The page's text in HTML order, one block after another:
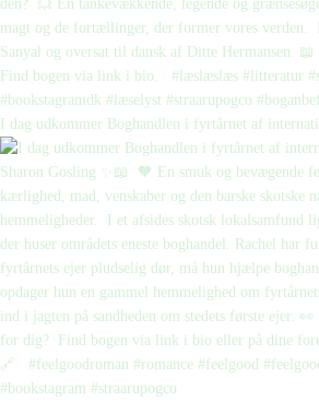
I dag udkommer Boghandlen i fyrtårnet af internati